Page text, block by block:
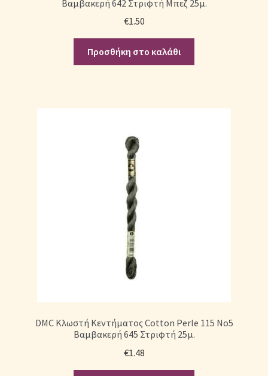
Βαμβακερή 642 Στριφτή Μπεζ 25μ.
€1.50
Προσθήκη στο καλάθι
DMC Κλωστή Κεντήματος Cotton Perle 115 No5
Βαμβακερή 645 Στριφτή 25μ.
€1.48